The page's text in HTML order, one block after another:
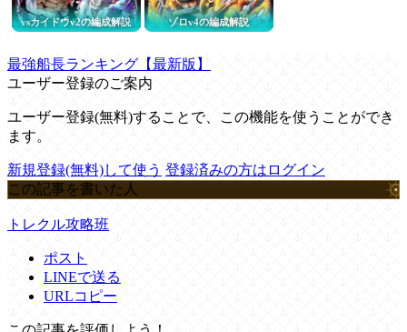
vsカイドウv2の編成解説 ゾロv4の編成解説
最強船長ランキング【最新版】
ユーザー登録のご案内
ユーザー登録(無料)することで、この機能を使うことができ
ます。
新規登録(無料)して使う 登録済みの方はログイン
この記事を書いた人
トレクル攻略班
ポスト
LINEで送る
URLコピー